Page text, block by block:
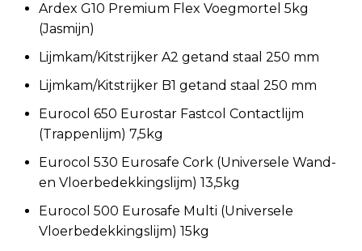
Ardex G10 Premium Flex Voegmortel 5kg
(Jasmijn)
Lijmkam/Kitstrijker A2 getand staal 250 mm
Lijmkam/Kitstrijker B1 getand staal 250 mm
Eurocol 650 Eurostar Fastcol Contactlijm
(Trappenlijm) 7,5kg
Eurocol 530 Eurosafe Cork (Universele Wand-
en Vloerbedekkingslijm) 13,5kg
Eurocol 500 Eurosafe Multi (Universele
Vloerbedekkingslijm) 15kg